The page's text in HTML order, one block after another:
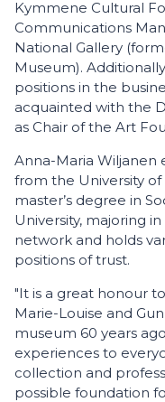
Kymmene Cultural
Communications
National Gallery
Museum).
positions in the
acquainted with the
as Chair of the Art
Anna-Maria Wiljanen
from the University of
master’s degree in
University, majoring
network and holds
positions of trust.
"It is a great honour
Marie-Louise and
museum 60 years
experiences to
collection and
possible foundation